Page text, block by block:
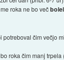
roka ne bo več
čim večjo
roka čim manj